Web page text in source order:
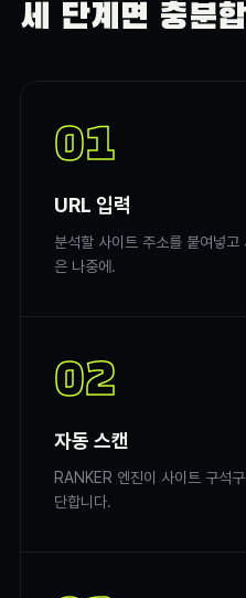
세 단계면 충분
01
URL 입력
분석할 사이트 주소를 붙여넣
은 나중에.
02
자동 스캔
RANKER 엔진이 사이트 구석
단합니다.